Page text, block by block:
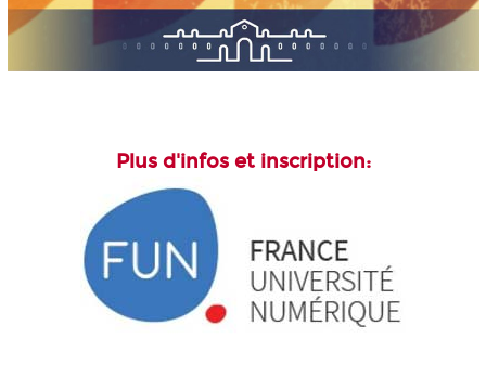
Plus d'infos et inscription: